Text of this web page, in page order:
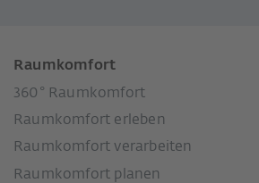
Raumkomfort
360° Raumkomfort
Raumkomfort erleben
Raumkomfort verarbeiten
Raumkomfort planen